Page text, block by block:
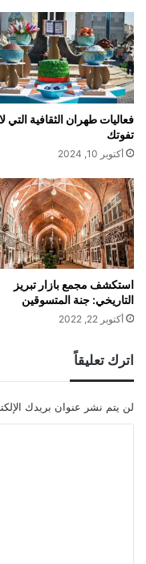
فعاليات طهران الثقافية التي لا
تفوتك
أكتوبر 10, 2024
استكشف مجمع بازار تبريز
التاريخي: جنة المتسوقين
أكتوبر 22, 2022
اترك تعليقاً
لن يتم نشر عنوان بريدك